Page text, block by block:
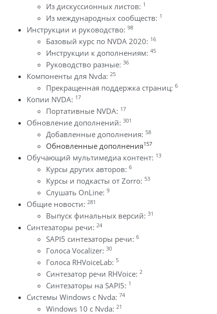
Из дискуссионных листов: 1
Из международных сообществ: 1
Инструкции и руководство: 98
Базовый курс по NVDA 2020: 16
Инструкции к дополнениям: 45
Руководство разные: 36
Компоненты для Nvda: 25
Прекращенная поддержка страниц: 6
Копии NVDA: 17
Портативные NVDA: 17
Обновление дополнений: 301
Добавленные дополнения: 58
Обновленные дополнения157
Обучающий мультимедиа контент: 13
Курсы других авторов: 6
Курсы и подкасты от Zorro: 53
Слушать OnLine: 9
Общие новости: 281
Выпуск финальных версий: 31
Синтезаторы речи: 24
SAPI5 синтезаторы речи: 6
Голоса Vocalizer: 30
Голоса RHVoiceLab: 5
Синтезатор речи RHVoice: 2
Синтезаторы на SAPI5: 1
Системы Windows с Nvda: 74
Windows 10 с Nvda: 21